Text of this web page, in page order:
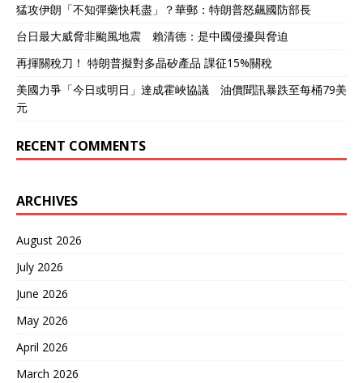
猛攻伊朗「不知彈藥快耗盡」？華郵：特朗普怒飆國防部長
台日最大威脅非颱風地震 賴清德：是中國侵擾與脅迫
再揮關稅刀！ 特朗普擬對多晶矽產品 課征15%關稅
美國力爭「今日或明日」達成霍峽協議 油價聞訊暴跌至每桶79美
元
RECENT COMMENTS
ARCHIVES
August 2026
July 2026
June 2026
May 2026
April 2026
March 2026